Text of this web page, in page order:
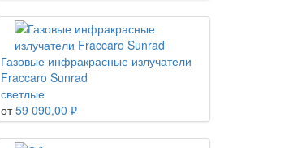
Газовые инфракрасные излучатели
Fraccaro Sunrad
светлые
от 59 090,00 ₽